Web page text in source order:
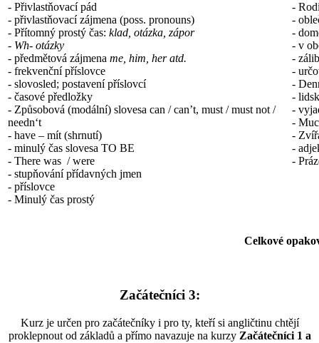
- Přivlastňovací pád
- přivlastňovací zájmena (poss. pronouns)
- Přítomný prostý čas: klad, otázka, zápor
- Wh- otázky
- předmětová zájmena me, him, her atd.
- frekvenční příslovce
- slovosled; postavení příslovcí
- časové předložky
- Způsobová (modální) slovesa can / can’t, must / must not /
needn‘t
- have – mít (shrnutí)
- minulý čas slovesa TO BE
- There was / were
- stupňování přídavných jmen
- příslovce
- Minulý čas prostý
-
-
-
- v
-
-
-
-
-
-
-
-
-
Celkové
Začátečníci 3:
Kurz je určen pro začátečníky i pro ty, kteří si angličtinu chtějí
proklepnout od základů a přímo navazuje na kurzyZačátečníci 1 a